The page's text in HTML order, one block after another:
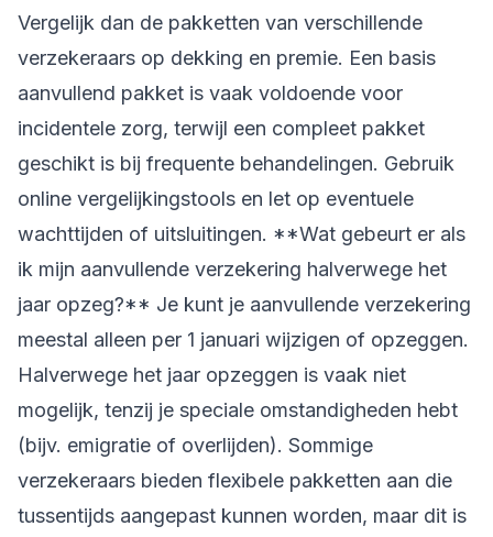
Vergelijk dan de pakketten van verschillende
verzekeraars op dekking en premie. Een basis
aanvullend pakket is vaak voldoende voor
incidentele zorg, terwijl een compleet pakket
geschikt is bij frequente behandelingen. Gebruik
online vergelijkingstools en let op eventuele
wachttijden of uitsluitingen. **Wat gebeurt er als
ik mijn aanvullende verzekering halverwege het
jaar opzeg?** Je kunt je aanvullende verzekering
meestal alleen per 1 januari wijzigen of opzeggen.
Halverwege het jaar opzeggen is vaak niet
mogelijk, tenzij je speciale omstandigheden hebt
(bijv. emigratie of overlijden). Sommige
verzekeraars bieden flexibele pakketten aan die
tussentijds aangepast kunnen worden, maar dit is